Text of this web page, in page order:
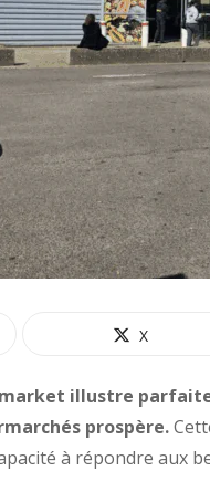
X
illustre
prospère.
à répondre aux